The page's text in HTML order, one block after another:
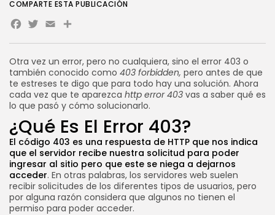
rendimiento, velocidad y...
SEBASTIÁN PINEDA 21 JULIO, 2026
CATEGORÍAS DE TENDENCIA
Tutoriales
112 Artículos
Novedades
56 Artículos
Marketing Online
37 Artículos
Internet
33 Artículos
Negocios
33 Artículos
Otra vez un error, pero no cualquiera, sino el error 403 o
también conocido como 403 forbidden, pero antes de que
te estreses te digo que para todo hay una solución. Ahora
cada vez que te aparezca http error 403 vas a saber qué es
lo que pasó y cómo solucionarlo.
¿Qué Es El Error 403?
El código 403 es una respuesta de HTTP que nos indica
que el servidor recibe nuestra solicitud para poder
ingresar al sitio pero que este se niega a dejarnos
acceder. En otras palabras, los servidores web suelen
recibir solicitudes de los diferentes tipos de usuarios, pero
por alguna razón considera que algunos no tienen el
permiso para poder acceder.
COMPARTE ESTA PUBLICACIÓN
Facebook
Twitter
Email